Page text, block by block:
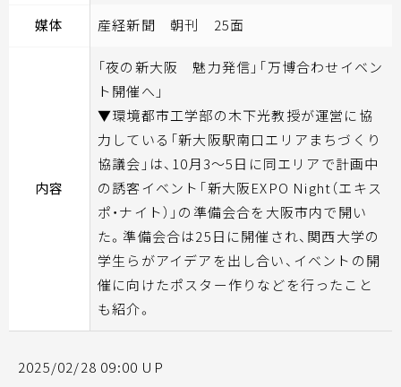
媒体 産経新聞 朝刊 25面
内容
「夜の新大阪 魅力発信」「万博合わせイベン
ト開催へ」
▼環境都市工学部の木下光教授が運営に協
力している「新大阪駅南口エリアまちづくり
協議会」は、10月3～5日に同エリアで計画中
の誘客イベント「新大阪EXPO Night（エキス
ポ・ナイト）」の準備会合を大阪市内で開い
た。準備会合は25日に開催され、関西大学の
学生らがアイデアを出し合い、イベントの開
催に向けたポスター作りなどを行ったこと
も紹介。
2025/02/28 09:00 UP